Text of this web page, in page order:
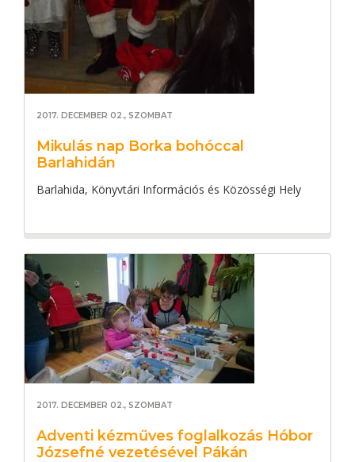
2017. DECEMBER 02., SZOMBAT
Mikulás nap Borka bohóccal
Barlahidán
Barlahida, Könyvtári Információs és Közösségi Hely
2017. DECEMBER 02., SZOMBAT
Adventi kézműves foglalkozás Hóbor
Józsefné vezetésével Pákán